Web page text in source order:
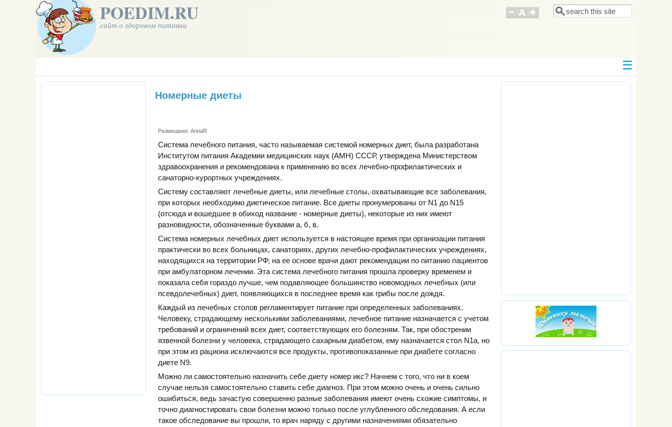
POEDIM.RU
сайт о здоровом питании
Форма поиска
Поиск
Номерные диеты
Размещено: ArinaR
Система лечебного питания, часто называемая системой номерных диет, была разработана
Институтом питания Академии медицинских наук (АМН) СССР, утверждена Министерством
здравоохранения и рекомендована к применению во всех лечебно-профилактических и
санаторно-курортных учреждениях.
Систему составляют лечебные диеты, или лечебные столы, охватывающие все заболевания,
при которых необходимо диетическое питание. Все диеты пронумерованы от N1 до N15
(отсюда и вошедшее в обиход название - номерные диеты), некоторые из них имеют
разновидности, обозначенные буквами а, б, в.
Система номерных лечебных диет используется в настоящее время при организации питания
практически во всех больницах, санаториях, других лечебно-профилактических учреждениях,
находящихся на территории РФ; на ее основе врачи дают рекомендации по питанию пациентов
при амбулаторном лечении. Эта система лечебного питания прошла проверку временем и
показала себя гораздо лучше, чем подавляющее большинство новомодных лечебных (или
псевдолечебных) диет, появляющихся в последнее время как грибы после дождя.
Каждый из лечебных столов регламентирует питание при определенных заболеваниях.
Человеку, страдающему несколькими заболеваниями, лечебное питание назначается с учетом
требований и ограничений всех диет, соответствующих его болезням. Так, при обострении
язвенной болезни у человека, страдающего сахарным диабетом, ему назначается стол N1а, но
при этом из рациона исключаются все продукты, противопоказанные при диабете согласно
диете N9.
Можно ли самостоятельно назначить себе диету номер икс? Начнем с того, что ни в коем
случае нельзя самостоятельно ставить себе диагноз. При этом можно очень и очень сильно
ошибиться, ведь зачастую совершенно разные заболевания имеют очень схожие симптомы, и
точно диагностировать свои болезни можно только после углубленного обследования. А если
такое обследование вы прошли, то врач наряду с другими назначениями обязательно